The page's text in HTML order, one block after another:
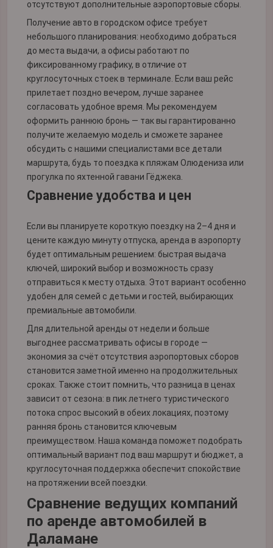
отсутствуют дополнительные аэропортовые сборы.
Получение авто в городском офисе требует
небольшого планирования: необходимо добраться
до места выдачи, а офисы работают по
фиксированному графику, в отличие от
круглосуточных стоек в терминале. Если ваш рейс
прилетает поздно вечером, лучше заранее
согласовать удобное время. Мы рекомендуем
оформить раннюю бронь — так вы гарантированно
получите желаемую модель и сможете заранее
обсудить с нашими специалистами все детали
маршрута, будь то поездка к пляжам Олюдениза или
прогулка по яхтенной гавани Гёджека.
Сравнение удобства и цен
Если вы планируете короткую поездку на 2–4 дня и
цените каждую минуту отпуска, аренда в аэропорту
будет оптимальным решением: быстрая выдача
ключей, широкий выбор и возможность сразу
отправиться к месту отдыха. Этот вариант особенно
удобен для семей с детьми и гостей, выбирающих
премиальные автомобили.
Для длительной аренды от недели и больше
выгоднее рассматривать офисы в городе —
экономия за счёт отсутствия аэропортовых сборов
становится заметной именно на продолжительных
сроках. Также стоит помнить, что разница в ценах
зависит от сезона: в пик летнего туристического
потока спрос высокий в обеих локациях, поэтому
ранняя бронь становится ключевым
преимуществом. Наша команда поможет подобрать
оптимальный вариант под ваш маршрут и бюджет, а
круглосуточная поддержка обеспечит спокойствие
на протяжении всей поездки.
Сравнение ведущих компаний
по аренде автомобилей в
Даламане